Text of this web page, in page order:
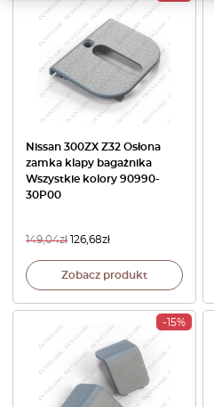
Nissan 300ZX Z32 Osłona
zamka klapy bagażnika
Wszystkie kolory 90990-
30P00
149,04zł 126,68zł
Zobacz produkt
-15%